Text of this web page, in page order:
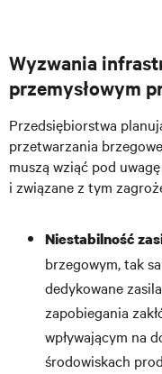
Wyzwania
przemysłowym
Przedsiębiorstwa
przetwarzania
muszą wziąć pod
i związane z tym
Niestabilność
brzegowym, tak
dedykowane
zapobiegania
wpływającym na
środowiskach